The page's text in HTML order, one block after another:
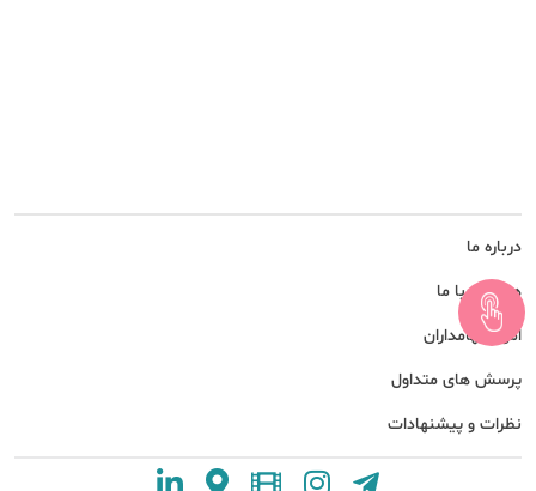
درباره ما
همکاری با ما
امور سهامداران
پرسش های متداول
نظرات و پیشنهادات